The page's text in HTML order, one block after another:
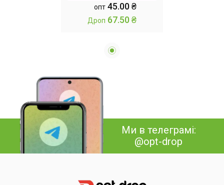
опт 45.00 ₴
Дроп 67.50 ₴
Ми в телеграмі:
@opt-drop